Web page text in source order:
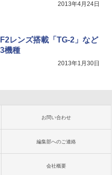
2013年4月24日
レンズ搭載「TG-2」など
機種
2013年1月30日
お問い合わせ
編集部へのご連絡
会社概要